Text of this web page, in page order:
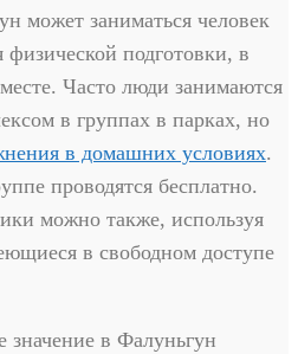
может заниматься человек
физической подготовки, в
Часто люди занимаются
в группах в парках, но
в домашних условиях.
проводятся бесплатно.
можно также, используя
в свободном доступе
значение в Фалуньгун